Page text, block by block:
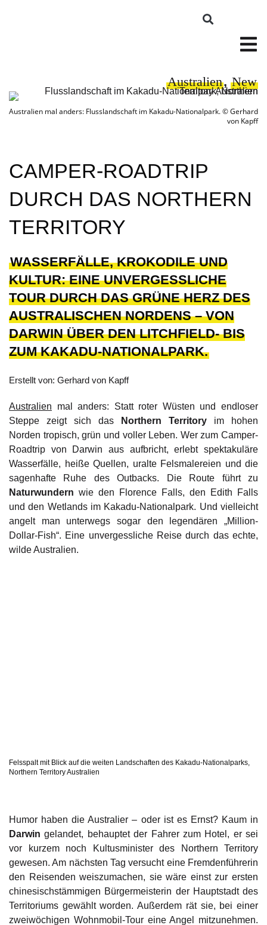
Australien, New
Australien mal anders: Flusslandschaft im Kakadu-Nationalpark. © Gerhard
von Kapff
CAMPER-ROADTRIP
DURCH DAS NORTHERN
TERRITORY
WASSERFÄLLE, KROKODILE UND
KULTUR: EINE UNVERGESSLICHE
TOUR DURCH DAS GRÜNE HERZ DES
AUSTRALISCHEN NORDENS – VON
DARWIN ÜBER DEN LITCHFIELD- BIS
ZUM KAKADU-NATIONALPARK.
Erstellt von: Gerhard von Kapff
Australien mal anders: Statt roter Wüsten und endloser
Steppe zeigt sich das
Northern Territory im hohen
Norden tropisch, grün und voller Leben. Wer zum Camper-
Roadtrip von Darwin aus aufbricht, erlebt spektakuläre
Wasserfälle, heiße Quellen, uralte Felsmalereien und die
sagenhafte Ruhe des Outbacks. Die Route führt zu
Naturwundern wie den Florence Falls, den Edith Falls
und den Wetlands im Kakadu-Nationalpark. Und vielleicht
angelt man unterwegs sogar den legendären „Million-
Dollar-Fish“. Eine unvergessliche Reise durch das echte,
wilde Australien.
Felsspalt mit Blick auf die weiten Landschaften des Kakadu-Nationalparks,
Northern Territory Australien
Humor haben die Australier – oder ist es Ernst? Kaum in
Darwingelandet, behauptet der Fahrer zum Hotel, er sei
vor kurzem noch Kultusminister des Northern Territory
gewesen. Am nächsten Tag versucht eine Fremdenführerin
den Reisenden weiszumachen, sie wäre einst zur ersten
chinesischstämmigen Bürgermeisterin der Hauptstadt des
Territoriums gewählt worden. Außerdem rät sie, bei einer
zweiwöchigen Wohnmobil-Tour eine Angel mitzunehmen.